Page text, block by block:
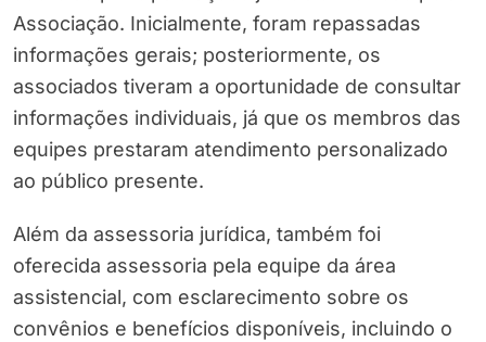
Associação. Inicialmente, foram repassadas
informações gerais; posteriormente, os
associados tiveram a oportunidade de consultar
informações individuais, já que os membros das
equipes prestaram atendimento personalizado
ao público presente.
Além da assessoria jurídica, também foi
oferecida assessoria pela equipe da área
assistencial, com esclarecimento sobre os
convênios e benefícios disponíveis, incluindo o